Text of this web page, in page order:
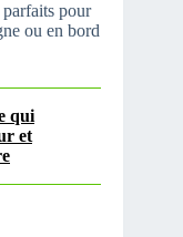
parfaits pour
ou en bord
qui
et